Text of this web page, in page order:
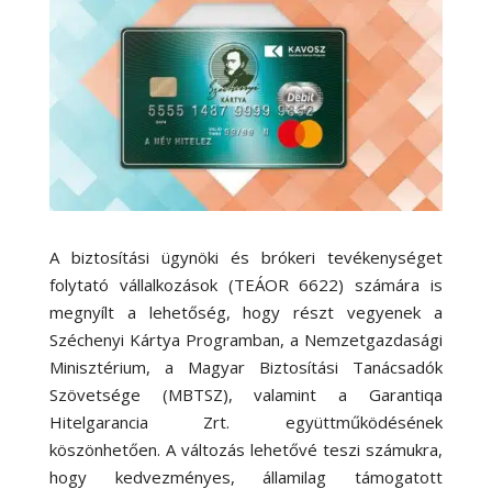
A biztosítási ügynöki és brókeri tevékenységet
folytató vállalkozások (TEÁOR 6622) számára is
megnyílt a lehetőség, hogy részt vegyenek a
Széchenyi Kártya Programban, a Nemzetgazdasági
Minisztérium, a Magyar Biztosítási Tanácsadók
Szövetsége (MBTSZ), valamint a Garantiqa
Hitelgarancia Zrt. együttműködésének
köszönhetően. A változás lehetővé teszi számukra,
hogy kedvezményes, államilag támogatott